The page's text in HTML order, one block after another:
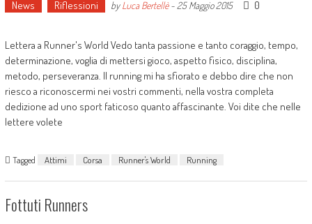
News Riflessioni byLuca Bertellè- 25 Maggio 2015 0
Lettera a Runner's World Vedo tanta passione e tanto coraggio, tempo,
determinazione, voglia di mettersi gioco, aspetto fisico, disciplina,
metodo, perseveranza. Il running mi ha sfiorato e debbo dire che non
riesco a riconoscermi nei vostri commenti, nella vostra completa
dedizione ad uno sport faticoso quanto affascinante. Voi dite che nelle
lettere volete
Tagged Attimi Corsa Runner's World Running
Fottuti Runners